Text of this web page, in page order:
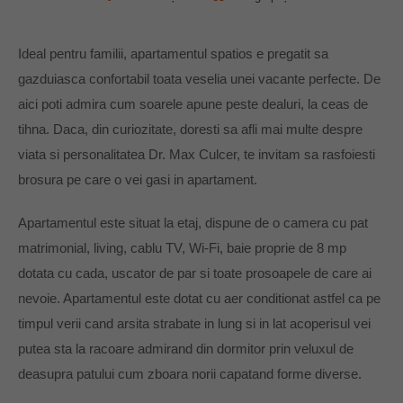
Ideal pentru familii, apartamentul spatios e pregatit sa
gazduiasca confortabil toata veselia unei vacante perfecte. De
aici poti admira cum soarele apune peste dealuri, la ceas de
tihna. Daca, din curiozitate, doresti sa afli mai multe despre
viata si personalitatea Dr. Max Culcer, te invitam sa rasfoiesti
brosura pe care o vei gasi in apartament.
Apartamentul este situat la etaj, dispune de o camera cu pat
matrimonial, living, cablu TV, Wi-Fi, baie proprie de 8 mp
dotata cu cada, uscator de par si toate prosoapele de care ai
nevoie. Apartamentul este dotat cu aer conditionat astfel ca pe
timpul verii cand arsita strabate in lung si in lat acoperisul vei
putea sta la racoare admirand din dormitor prin veluxul de
deasupra patului cum zboara norii capatand forme diverse.